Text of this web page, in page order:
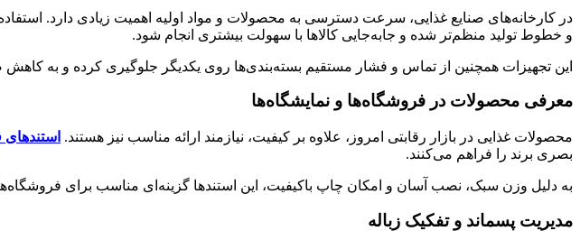
در کارخانه‌های صنایع غذایی، سرعت دسترسی به محصولات و مواد اولیه اهمیت زیادی دارد. استفاده
و خطوط تولید منظم‌تر شده و جابه‌جایی کالاها با سهولت بیشتری انجام شود.
این تجهیزات همچنین از تماس و فشار مستقیم بسته‌بندی‌ها روی یکدیگر جلوگیری کرده و به
معرفی محصولات در فروشگاه‌ها و نمایشگاه‌ها
محصولات غذایی در بازار رقابتی امروز، علاوه بر کیفیت، نیازمند ارائه مناسب نیز هستند.
بصری برند را فراهم می‌کنند.
به دلیل وزن سبک، نصب آسان و امکان چاپ باکیفیت، این استندها گزینه‌ای مناسب برای
مدیریت پسماند و تفکیک زباله